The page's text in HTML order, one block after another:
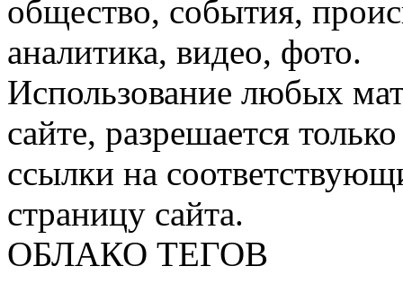
общество, события,
аналитика, видео, фото.
Использование любых
сайте, разрешается
ссылки на
страницу сайта.
ОБЛАКО ТЕГОВ